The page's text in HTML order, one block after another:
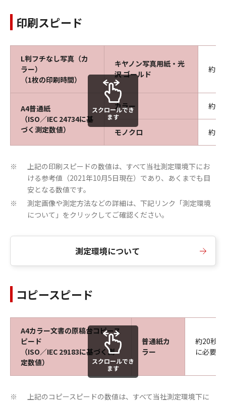
印刷スピード
L判フチなし写真（カ
ラー）
（1枚の印刷時間）
キヤノン写真用紙・光
沢 ゴールド
約36
A4普通紙
（ISO／IEC 24734に基
づく測定数値）
カラー 約
モノクロ 約
スクロールでき
ます
※
上記の印刷スピードの数値は、すべて当社測定環境下にお
ける参考値（2021年10月5日現在）であり、あくまでも目
安となる数値です。
※
測定画像や測定方法などの詳細は、下記リンク「測定環境
について」をクリックしてご確認ください。
測定環境について
コピースピード
A4カラー文書の原稿台コピース
ピード
（ISO／IEC 29183に基づく測
定数値）
普通紙カ
ラー
約20秒
に必要な
スクロールでき
ます
※
上記のコピースピードの数値は、すべて当社測定環境下に